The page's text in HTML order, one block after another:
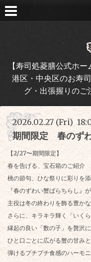
【寿司処菱膳公式ホ
港区・中央区のお寿
グ・出張握りのご
2026.02.27 (Fri)
期間限定 春のず
【2/27〜期間限定】
春を告げる、宝石箱のご紹介
桃の節句、ひな祭りに彩りを
『春のずわい蟹ばらちらし』
主役は冬の終わりを飾る豊かな
さらに、キラキラ輝く「いく
縁起の良い「数の子」を贅沢
ひと口ごとに広がる蟹の甘みと
弾けるプチプチ食感のハーモニ